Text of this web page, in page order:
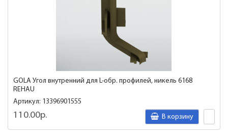
GOLA Угол внутренний для L-обр. профилей, никель 6168
REHAU
Артикул: 13396901555
110.00р. В корзину